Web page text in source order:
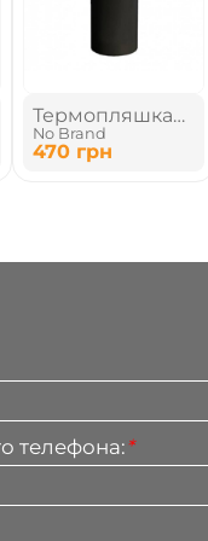
Термопляшка
вакуумна
No Brand
470 грн
телефона:*